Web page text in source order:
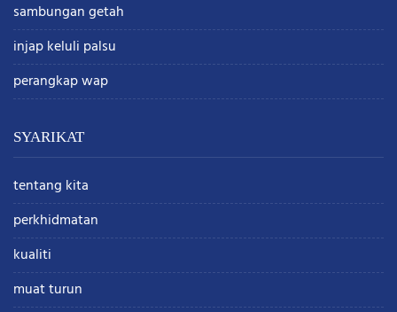
sambungan getah
injap keluli palsu
perangkap wap
SYARIKAT
tentang kita
perkhidmatan
kualiti
muat turun